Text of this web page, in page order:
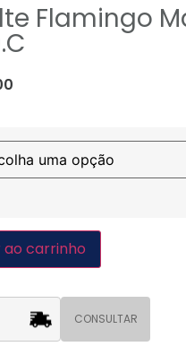
Flamingo
ao carrinho
CONSULTAR